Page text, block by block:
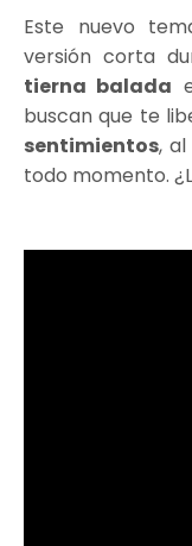
Este nuevo
versión corta
tierna balada
buscan que te
sentimientos,
todo momento.